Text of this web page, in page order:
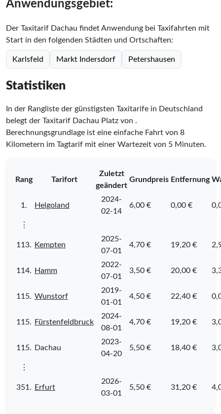
Anwendungsgebiet:
Der Taxitarif Dachau findet Anwendung bei Taxifahrten mit
Start in den folgenden Städten und Ortschaften:
Karlsfeld Markt Indersdorf Petershausen
Statistiken
In der Rangliste der günstigsten Taxitarife in Deutschland
belegt der Taxitarif Dachau Platz von .
Berechnungsgrundlage ist eine einfache Fahrt von 8
Kilometern im Tagtarif mit einer Wartezeit von 5 Minuten.
Rang Tarifort
Zuletzt
geändert
Grundpreis Entfernung
1. Helgoland
2024-
02-14
6,00 € 0,00 €
⋮
113. Kempten
2025-
07-01
4,70 € 19,20 €
114. Hamm
2022-
07-01
3,50 € 20,00 €
115. Wunstorf
2019-
01-01
4,50 € 22,40 €
115. Fürstenfeldbruck
2024-
08-01
4,70 € 19,20 €
115. Dachau
2023-
04-20
5,50 € 18,40 €
⋮
351. Erfurt
2026-
03-01
5,50 € 31,20 €